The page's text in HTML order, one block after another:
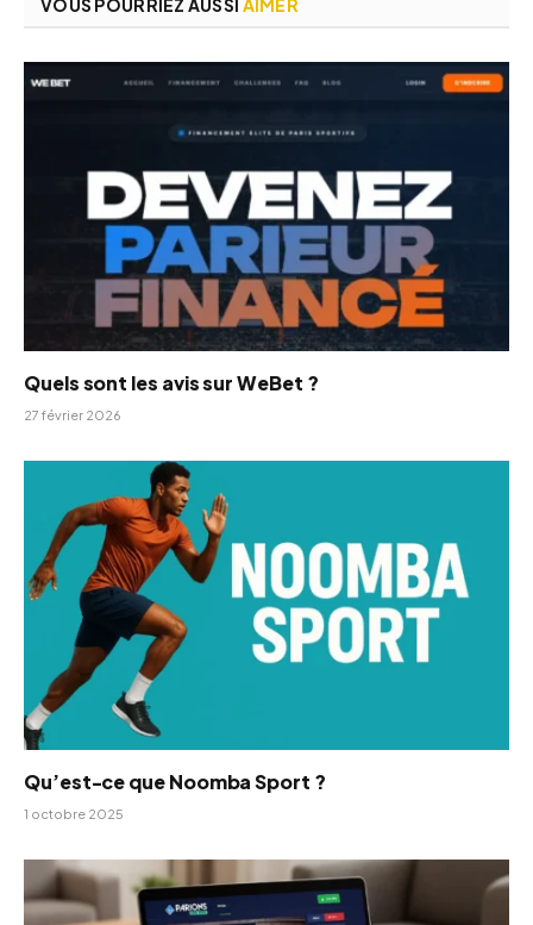
VOUS POURRIEZ AUSSI AIMER
Quels sont les avis sur WeBet ?
27 février 2026
Qu’est-ce que Noomba Sport ?
1 octobre 2025